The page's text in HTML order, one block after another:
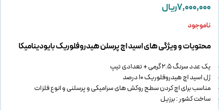
۷,۰۰۰,۰۰۰ریال
ناموجود
محتویات و ویژگی های اسید اچ پرسلن هیدروفلوریک بایودینامیکا
یک عدد سرنگ 2.5 گرمی + تعدادی تیپ
ژل اسید اچ هیدروفلوریک 10 درصد
مناسب برای اچ کردن سطح روکش های سرامیکی و پرسلنی و انوع فلزات
ساخت کشور : برزیل